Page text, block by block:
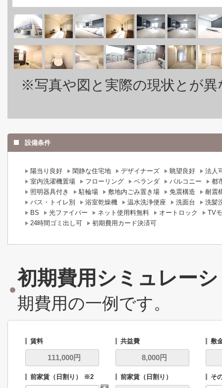
※写真や図と実際の現状とが
設備条件
陽当り良好 閑静な住宅地 デザイナーズ 眺望良好
法人
室内洗濯機置場
フローリング ベランダ バルコニー
都
照明器具付き
駐輪場 敷地内ごみ置き場 免震構造
耐震
バス・トイレ別
浴室乾燥機 温水洗浄便座 洗面台
洗髪
BS
光ファイバー ネット使用料無料 オートロック
TV
24時間ゴミ出し可
初期費用カード決済可
初期費用シミュレー
期費用の一例です。
賃料 共益費 敷
前家賃（日割り） ※2 前家賃（日割り） そ